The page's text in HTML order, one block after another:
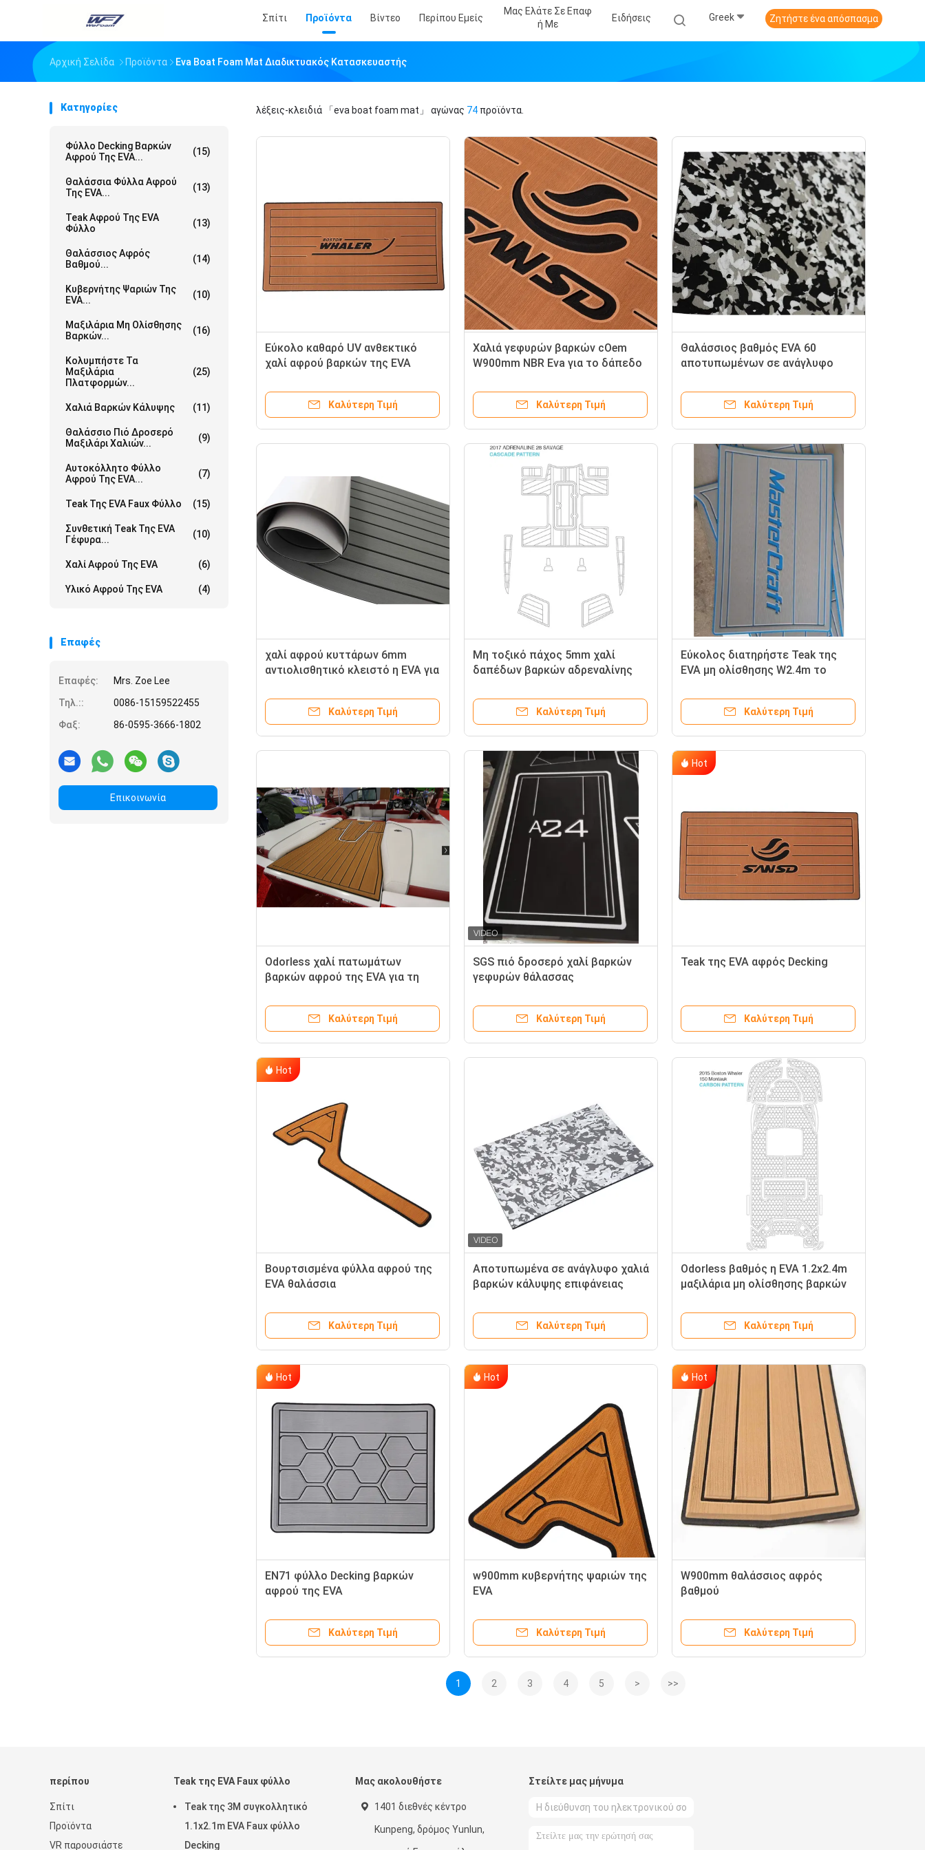
Σπίτι Προϊόντα Βίντεο Περίπου Εμείς
Μας Ελάτε Σε Επαφ
Ή Με
Ειδήσεις Greek Ζητήστε ένα απόσπασμα
Αρχική Σελίδα Προϊόντα Eva Boat Foam Mat Διαδικτυακός Κατασκευαστής
Κατηγορίες
Φύλλο Decking Βαρκών
Αφρού Της EVA...
(15)
Θαλάσσια Φύλλα Αφρού
Της EVA...
(13)
Teak Αφρού Της EVA
Φύλλο
(13)
Θαλάσσιος Αφρός
Βαθμού...
(14)
Κυβερνήτης Ψαριών Της
EVA...
(10)
Μαξιλάρια Μη Ολίσθησης
Βαρκών...
(16)
Κολυμπήστε Τα
Μαξιλάρια
Πλατφορμών...
(25)
Χαλιά Βαρκών Κάλυψης (11)
Θαλάσσιο Πιό Δροσερό
Μαξιλάρι Χαλιών...
(9)
Αυτοκόλλητο Φύλλο
Αφρού Της EVA...
(7)
Teak Της EVA Faux Φύλλο (15)
Συνθετική Teak Της EVA
Γέφυρα...
(10)
Χαλί Αφρού Της EVA (6)
Υλικό Αφρού Της EVA (4)
Επαφές
Επαφές:
Mrs. Zoe Lee
Τηλ.::
0086-15159522455
Φαξ:
86-0595-3666-1802
Επικοινωνία
λέξεις-κλειδιά 「eva boat foam mat」 αγώνας 74 προϊόντα.
Εύκολο καθαρό UV ανθεκτικό
χαλί αφρού βαρκών της EVA
Καλύτερη Τιμή
Χαλιά γεφυρών βαρκών cOem
W900mm NBR Eva για το δάπεδο
Καλύτερη Τιμή
Θαλάσσιος βαθμός EVA 60
αποτυπωμένων σε ανάγλυφο
Καλύτερη Τιμή
χαλί αφρού κυττάρων 6mm
αντιολισθητικό κλειστό η EVA για
Καλύτερη Τιμή
Μη τοξικό πάχος 5mm χαλί
δαπέδων βαρκών αδρεναλίνης
Καλύτερη Τιμή
Εύκολος διατηρήστε Teak της
EVA μη ολίσθησης W2.4m το
Καλύτερη Τιμή
Odorless χαλί πατωμάτων
βαρκών αφρού της EVA για τη
Καλύτερη Τιμή
SGS πιό δροσερό χαλί βαρκών
γεφυρών θάλασσας
Καλύτερη Τιμή
Hot
Teak της EVA αφρός Decking
Καλύτερη Τιμή
Hot
Βουρτσισμένα φύλλα αφρού της
EVA θαλάσσια
Καλύτερη Τιμή
Αποτυπωμένα σε ανάγλυφο χαλιά
βαρκών κάλυψης επιφάνειας
Καλύτερη Τιμή
Odorless βαθμός η EVA 1.2x2.4m
μαξιλάρια μη ολίσθησης βαρκών
Καλύτερη Τιμή
Hot
EN71 φύλλο Decking βαρκών
αφρού της EVA
Καλύτερη Τιμή
Hot
w900mm κυβερνήτης ψαριών της
EVA
Καλύτερη Τιμή
Hot
W900mm θαλάσσιος αφρός
βαθμού
Καλύτερη Τιμή
1 2 3 4 5 > >>
περίπου
Σπίτι
Προϊόντα
VR παρουσιάστε
Teak της EVA Faux φύλλο
Teak της 3M συγκολλητικό
1.1x2.1m EVA Faux φύλλο
Decking
Μας ακολουθήστε
1401 διεθνές κέντρο
Kunpeng, δρόμος Yunlun,
Στείλτε μας μήνυμα